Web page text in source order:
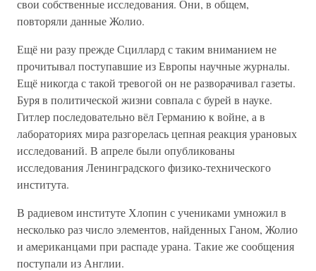
свои собственные исследования. Они, в общем,
повторяли данные Жолио.
Ещё ни разу прежде Сциллард с таким вниманием не
прочитывал поступавшие из Европы научные журналы.
Ещё никогда с такой тревогой он не разворачивал газеты.
Буря в политической жизни совпала с бурей в науке.
Гитлер последовательно вёл Германию к войне, а в
лабораториях мира разгорелась цепная реакция урановых
исследований. В апреле были опубликованы
исследования Ленинградского физико-технического
института.
В радиевом институте Хлопин с учениками умножил в
несколько раз число элементов, найденных Ганом, Жолио
и американцами при распаде урана. Такие же сообщения
поступали из Англии.